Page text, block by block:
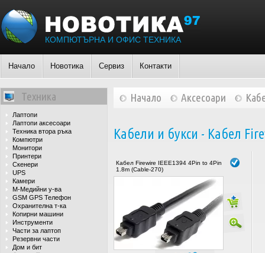
КОМПЮТЪРНА И ОФИС ТЕХНИКА
Начало Новотика Сервиз Контакти
Техника
Лаптопи
Лаптопи аксесоари
Техника втора ръка
Компютри
Монитори
Принтери
Скенери
UPS
Камери
М-Медийни у-ва
GSM GPS Телефон
Охранителна т-ка
Копирни машини
Инструменти
Части за лаптоп
Резервни части
Дом и бит
Начало Аксесоари
Кабели и букси - Кабел
Кабел Firewire IEEE1394 4Pin to 4Pin
1.8m (Cable-270)